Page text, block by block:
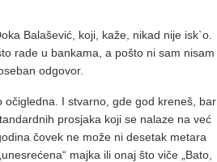
Balašević, koji, kaže, nikad nije isk`o.
rade u bankama, a pošto ni sam nisam
odgovor.
I stvarno, gde god kreneš, bar
prosjaka koji se nalaze na već
čovek ne može ni desetak metara
majka ili onaj što viče „Bato,